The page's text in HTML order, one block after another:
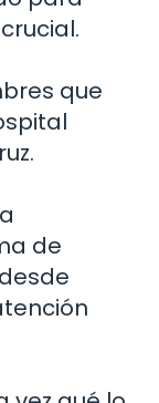
que
de